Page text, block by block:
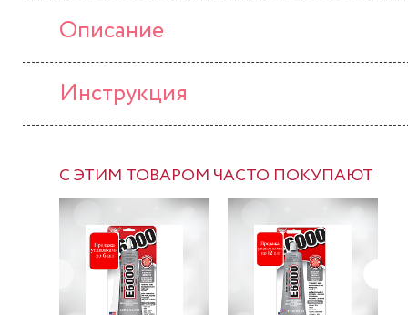
Описание
Инструкция
С ЭТИМ ТОВАРОМ ЧАСТО ПОКУПАЮТ